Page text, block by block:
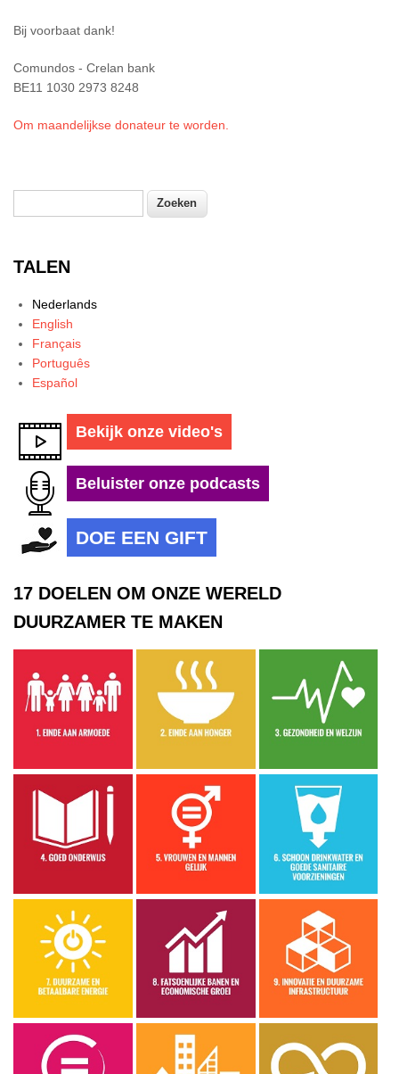
Bij voorbaat dank!
Comundos - Crelan bank
BE11 1030 2973 8248
Om maandelijkse donateur te worden.
TALEN
Nederlands
English
Français
Português
Español
Bekijk onze video's
Beluister onze podcasts
DOE EEN GIFT
17 DOELEN OM ONZE WERELD
DUURZAMER TE MAKEN